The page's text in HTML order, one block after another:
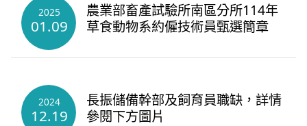
2025
01.09
農業部畜產試驗所南區分所114年
草食動物系約僱技術員甄選簡章
2024
12.19
長振儲備幹部及飼育員職缺，詳情
參閱下方圖片